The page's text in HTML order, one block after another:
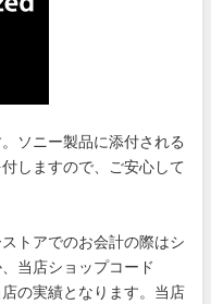
ソニー製品に添付される
しますので、ご安心して
トアでのお会計の際はシ
当店ショップコード
の実績となります。当店